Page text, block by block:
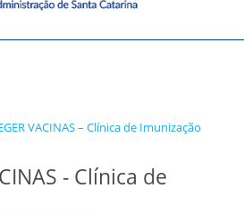
VACINAS – Clínica de Imunização
- Clínica de